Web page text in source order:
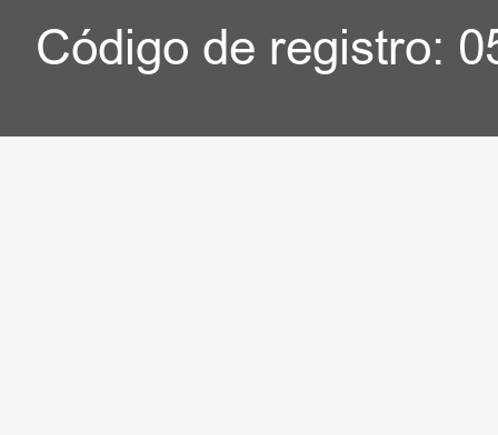
Código de registro: